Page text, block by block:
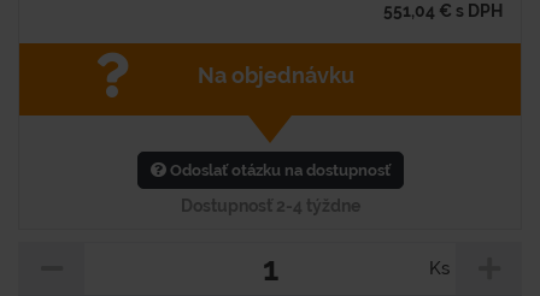
551,04 € s DPH
Na objednávku
Odoslať otázku na dostupnosť
Dostupnosť 2-4 týždne
Ks